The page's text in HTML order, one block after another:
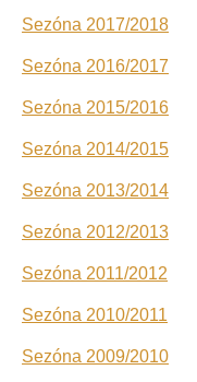
Sezóna 2017/2018
Sezóna 2016/2017
Sezóna 2015/2016
Sezóna 2014/2015
Sezóna 2013/2014
Sezóna 2012/2013
Sezóna 2011/2012
Sezóna 2010/2011
Sezóna 2009/2010